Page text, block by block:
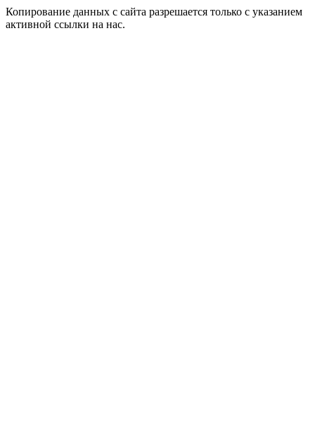
Копирование данных с сайта разрешается только с указанием
активной ссылки на нас.